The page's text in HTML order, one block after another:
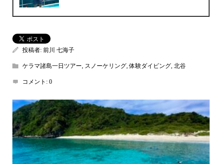
投稿者: 前川 七海子
ケラマ諸島一日ツアー, スノーケリング,体験ダイビング, 北谷
コメント: 0